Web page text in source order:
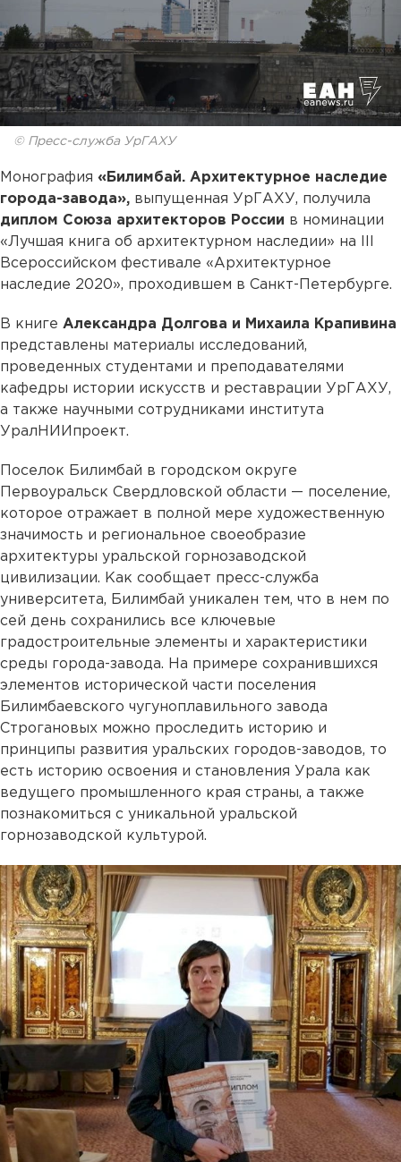
© Пресс-служба УрГАХУ
Монография «Билимбай. Архитектурное наследие
города-завода», выпущенная УрГАХУ, получила
диплом Союза архитекторов России в номинации
«Лучшая книга об архитектурном наследии» на III
Всероссийском фестивале «Архитектурное
наследие 2020», проходившем в Санкт-Петербурге.
В книге Александра Долгова и Михаила Крапивина
представлены материалы исследований,
проведенных студентами и преподавателями
кафедры истории искусств и реставрации УрГАХУ,
а также научными сотрудниками института
УралНИИпроект.
Поселок Билимбай в городском округе
Первоуральск Свердловской области — поселение,
которое отражает в полной мере художественную
значимость и региональное своеобразие
архитектуры уральской горнозаводской
цивилизации. Как сообщает пресс-служба
университета, Билимбай уникален тем, что в нем по
сей день сохранились все ключевые
градостроительные элементы и характеристики
среды города-завода. На примере сохранившихся
элементов исторической части поселения
Билимбаевского чугуноплавильного завода
Строгановых можно проследить историю и
принципы развития уральских городов-заводов, то
есть историю освоения и становления Урала как
ведущего промышленного края страны, а также
познакомиться с уникальной уральской
горнозаводской культурой.